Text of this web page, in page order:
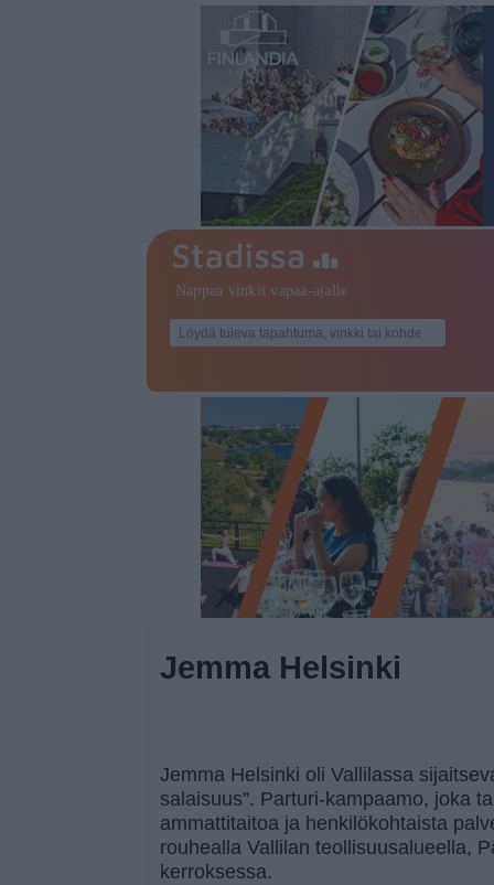
Jemma Helsinki
Jemma Helsinki oli Vallilassa
salaisuus”. Parturi-kampaamo, joka
ammattitaitoa ja henkilökohtaista
rouhealla Vallilan teollisuusalueella,
kerroksessa.